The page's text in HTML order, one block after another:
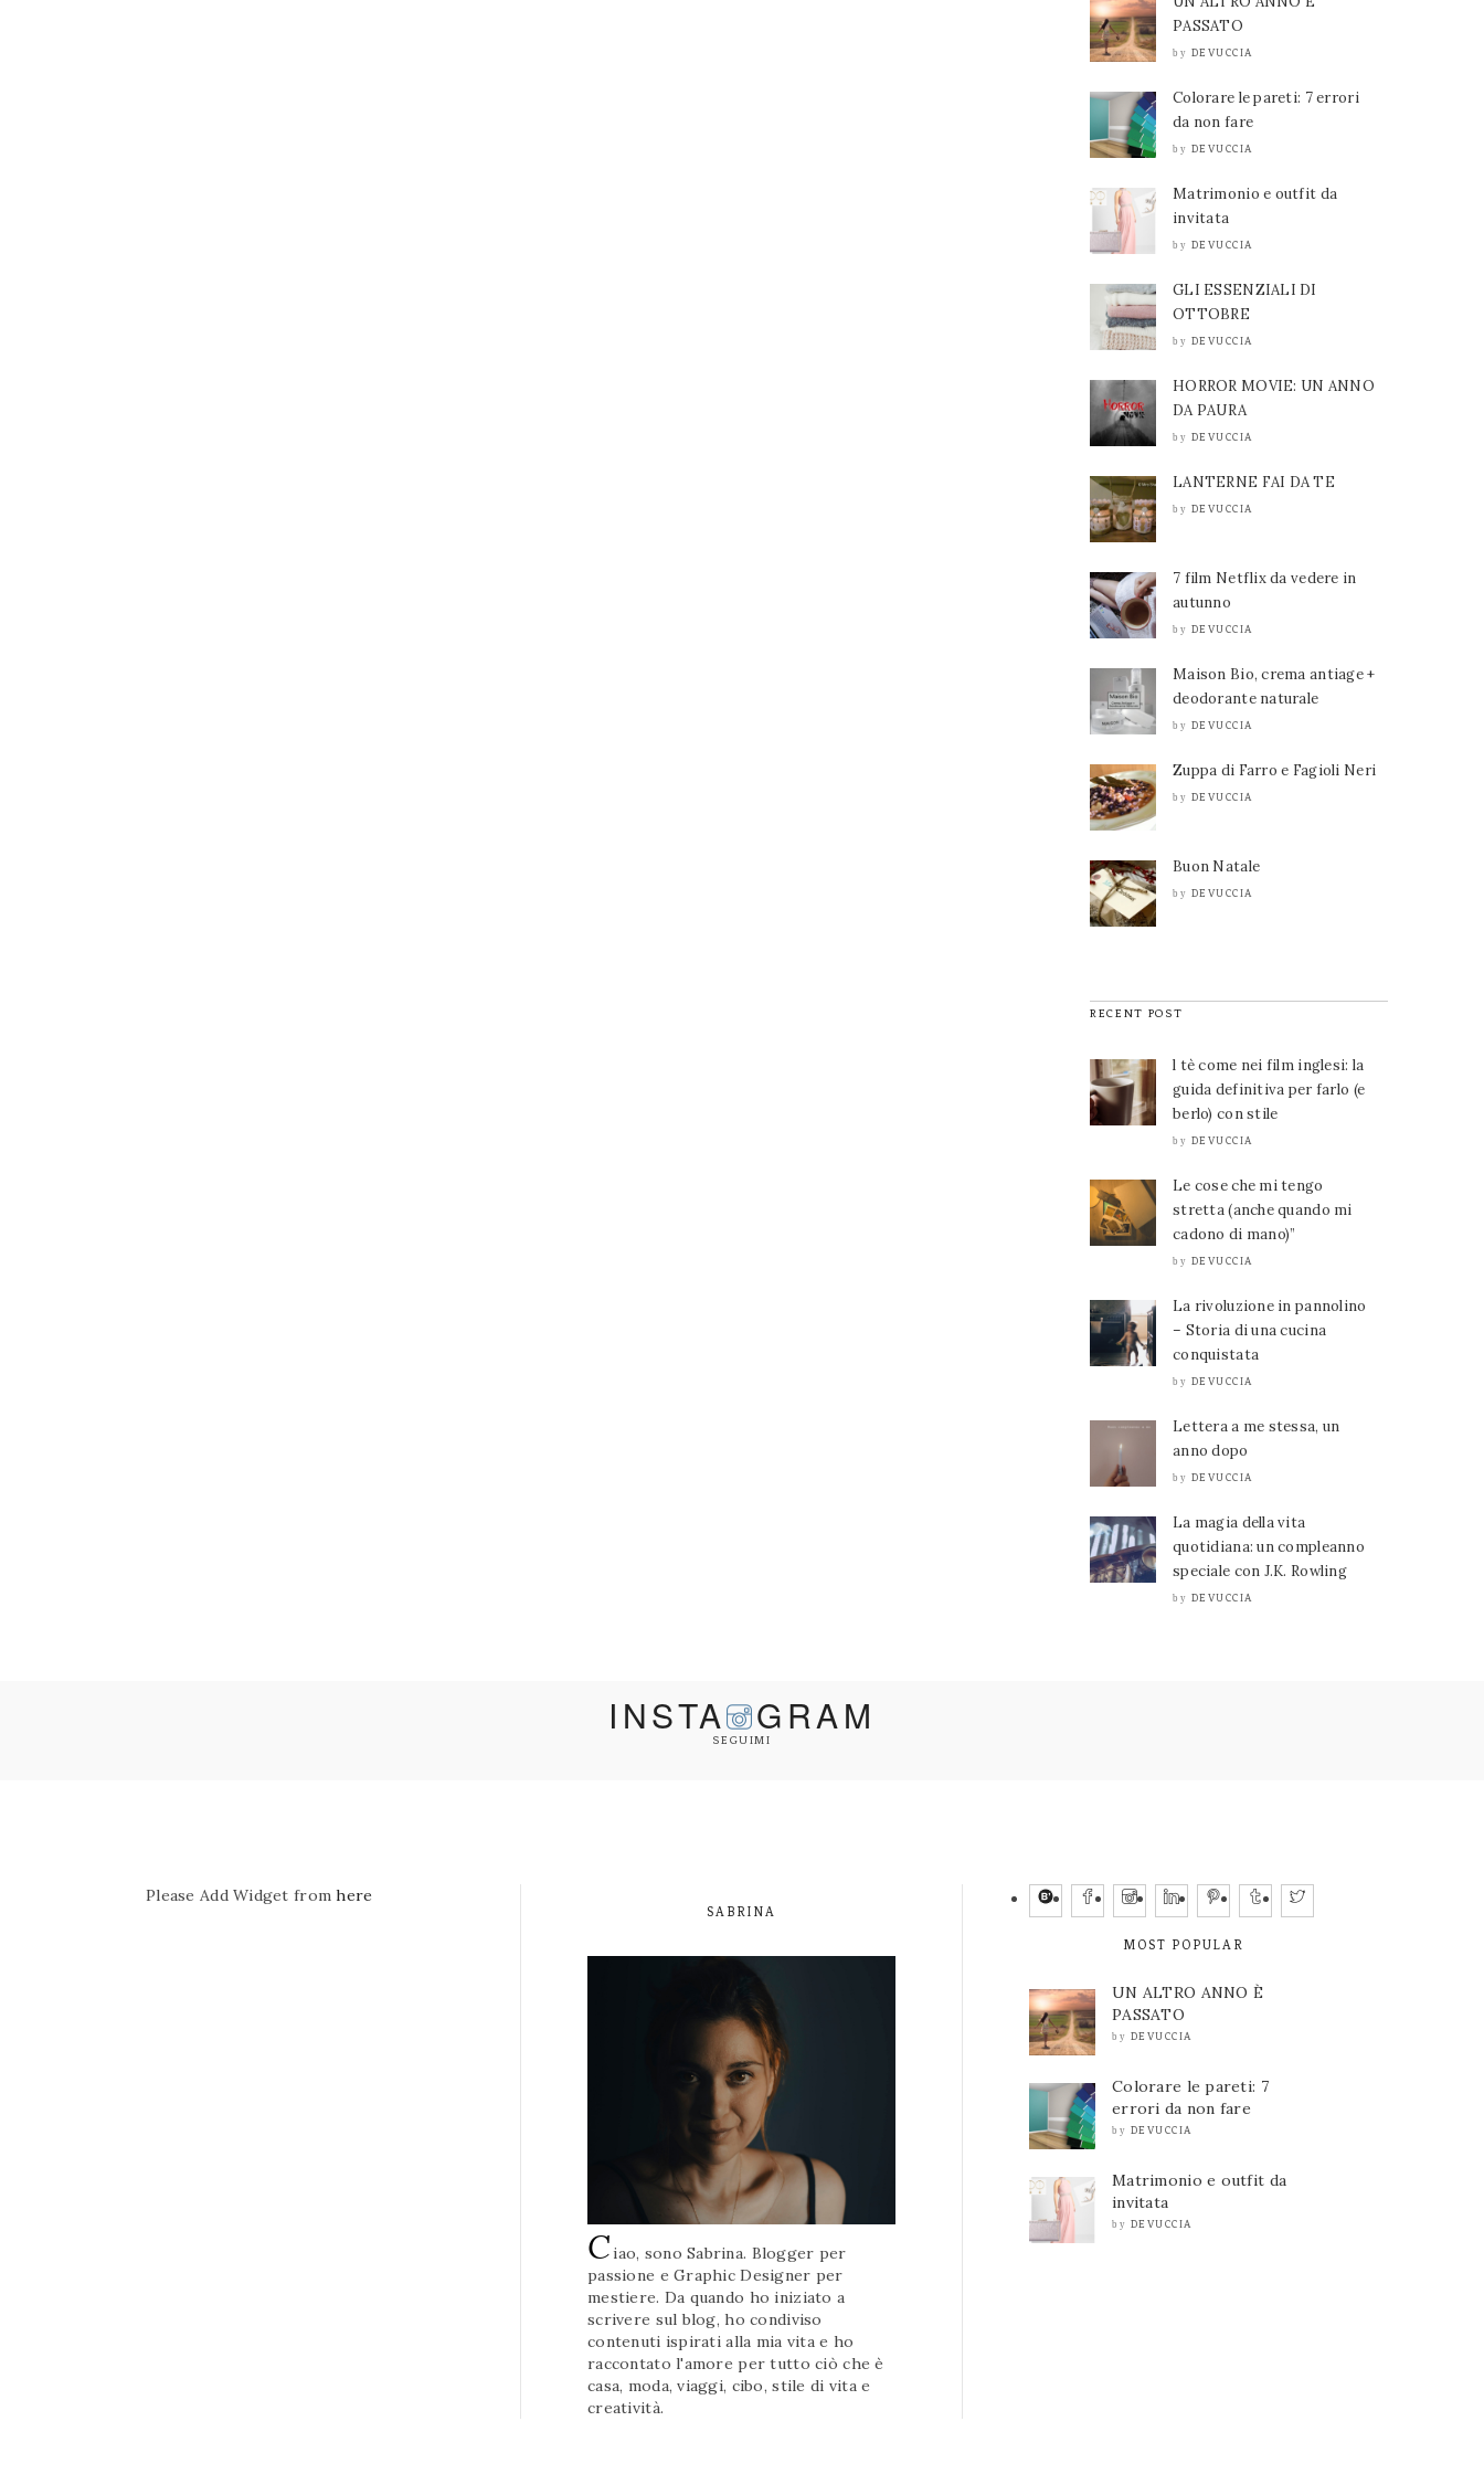
PASSATO
by DEVUCCIA
Colorare le pareti: 7 errori
da non fare
by DEVUCCIA
Matrimonio e outfit da
invitata
by DEVUCCIA
GLI ESSENZIALI DI
OTTOBRE
by DEVUCCIA
HORROR MOVIE: UN ANNO
DA PAURA
by DEVUCCIA
LANTERNE FAI DA TE
by DEVUCCIA
7 film Netflix da vedere in
autunno
by DEVUCCIA
Maison Bio, crema antiage +
deodorante naturale
by DEVUCCIA
Zuppa di Farro e Fagioli Neri
by DEVUCCIA
Buon Natale
by DEVUCCIA
RECENT POST
l tè come nei film inglesi: la
guida definitiva per farlo (e
berlo) con stile
by DEVUCCIA
Le cose che mi tengo
stretta (anche quando mi
cadono di mano)”
by DEVUCCIA
La rivoluzione in pannolino
– Storia di una cucina
conquistata
by DEVUCCIA
Lettera a me stessa, un
anno dopo
by DEVUCCIA
La magia della vita
quotidiana: un compleanno
speciale con J.K. Rowling
by DEVUCCIA
INSTA GRAM
SEGUIMI
Please Add Widget fromhere
SABRINA
Ciao, sono Sabrina. Blogger per
passione e Graphic Designer per
mestiere. Da quando ho iniziato a
scrivere sul blog, ho condiviso
contenuti ispirati alla mia vita e ho
raccontato l'amore per tutto ciò che è
casa, moda, viaggi, cibo, stile di vita e
creatività.
MOST POPULAR
UN ALTRO ANNO È
PASSATO
by DEVUCCIA
Colorare le pareti: 7
errori da non fare
by DEVUCCIA
Matrimonio e outfit da
invitata
by DEVUCCIA